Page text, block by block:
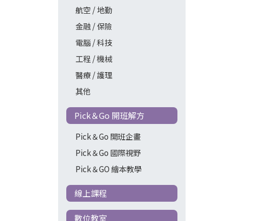
航空 / 地勤
金融 / 保險
電腦 / 科技
工程 / 機械
醫療 / 護理
其他
Pick＆Go 開班解方
Pick＆Go 開班企畫
Pick＆Go 國際視野
Pick＆GO 繪本教學
線上課程
數位教室